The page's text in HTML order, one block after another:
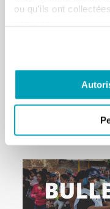
ou qu'ils ont